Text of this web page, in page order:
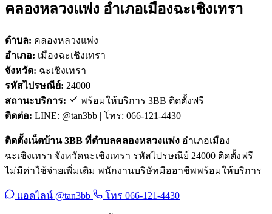
คลองหลวงแพ่ง อำเภอเมืองฉะเชิงเทรา
ตำบล: คลองหลวงแพ่ง
อำเภอ: เมืองฉะเชิงเทรา
จังหวัด: ฉะเชิงเทรา
รหัสไปรษณีย์: 24000
สถานะบริการ:
พร้อมให้บริการ 3BB ติดตั้งฟรี
ติดต่อ: LINE: @tan3bb | โทร: 066-121-4430
ติดตั้งเน็ตบ้าน 3BB ที่ตำบลคลองหลวงแพ่ง อำเภอเมือง
ฉะเชิงเทรา จังหวัดฉะเชิงเทรา รหัสไปรษณีย์ 24000 ติดตั้งฟรี
ไม่มีค่าใช้จ่ายเพิ่มเติม พนักงานบริษัทมืออาชีพพร้อมให้บริการ
แอดไลน์ @tan3bb โทร 066-121-4430